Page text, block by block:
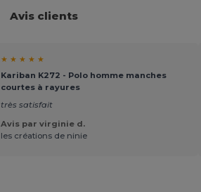
Avis clients
★ ★ ★ ★ ★
Kariban K272 - Polo homme manches
courtes à rayures
très satisfait
Avis par virginie d.
les créations de ninie